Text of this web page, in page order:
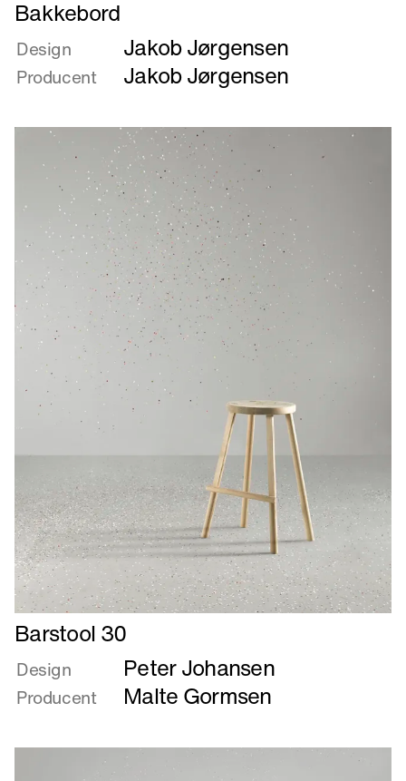
mere
om
Bakkebord
Bakkebord
Design Jakob Jørgensen
Producent Jakob Jørgensen
Læs
mere
om
Barstool
30
Barstool 30
Design Peter Johansen
Producent Malte Gormsen